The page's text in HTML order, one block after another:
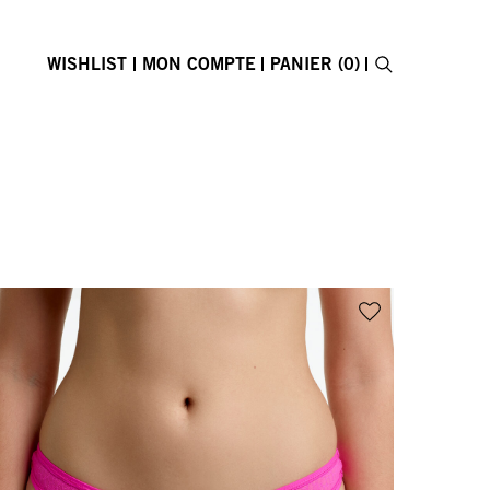
WISHLIST MON COMPTE PANIER (0)
Recherche